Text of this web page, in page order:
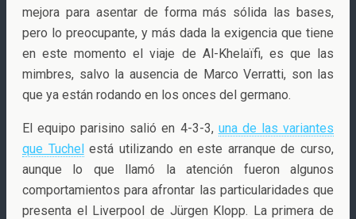
mejora para asentar de forma más sólida las bases,
pero lo preocupante, y más dada la exigencia que tiene
en este momento el viaje de Al-Khelaïfi, es que las
mimbres, salvo la ausencia de Marco Verratti, son las
que ya están rodando en los onces del germano.
El equipo parisino salió en 4-3-3, una de las variantes
que Tuchelestá utilizando en este arranque de curso,
aunque lo que llamó la atención fueron algunos
comportamientos para afrontar las particularidades que
presenta el Liverpool de Jürgen Klopp. La primera de